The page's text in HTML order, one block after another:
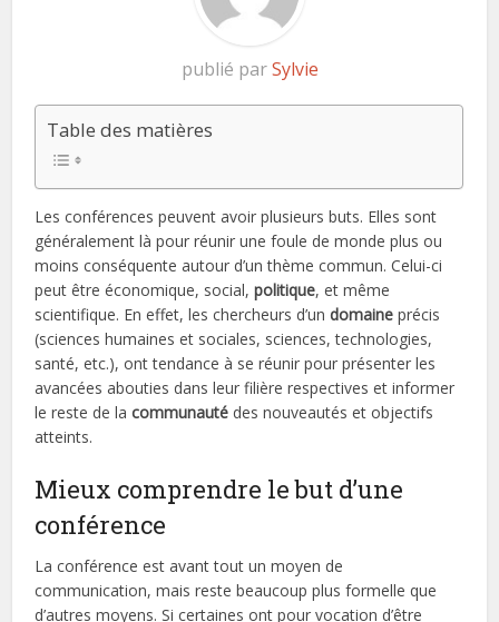
publié parSylvie
Table des matières
Les conférences peuvent avoir plusieurs buts. Elles sont
généralement là pour réunir une foule de monde plus ou
moins conséquente autour d’un thème commun. Celui-ci
peut être économique, social,politique, et même
scientifique. En effet, les chercheurs d’undomaine précis
(sciences humaines et sociales, sciences, technologies,
santé, etc.), ont tendance à se réunir pour présenter les
avancées abouties dans leur filière respectives et informer
le reste de lacommunauté des nouveautés et objectifs
atteints.
Mieux comprendre le but d’une
conférence
La conférence est avant tout un moyen de
communication, mais reste beaucoup plus formelle que
d’autres moyens. Si certaines ont pour vocation d’être